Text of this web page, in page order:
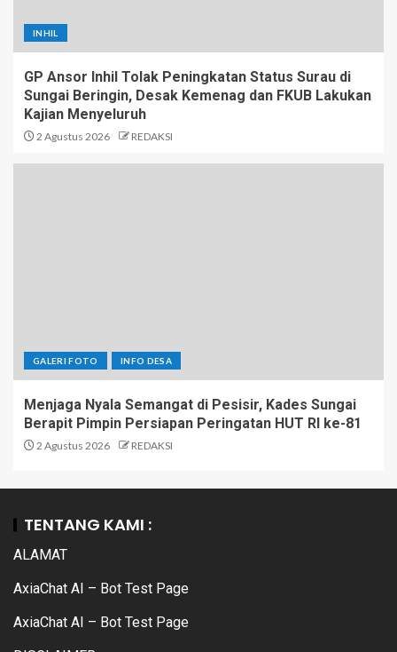
INHIL
GP Ansor Inhil Tolak Peningkatan Status Surau di
Sungai Beringin, Desak Kemenag dan FKUB Lakukan
Kajian Menyeluruh
2 Agustus 2026 REDAKSI
GALERI FOTO INFO DESA
Menjaga Nyala Semangat di Pesisir, Kades Sungai
Berapit Pimpin Persiapan Peringatan HUT RI ke-81
2 Agustus 2026 REDAKSI
TENTANG KAMI :
ALAMAT
AxiaChat AI – Bot Test Page
AxiaChat AI – Bot Test Page